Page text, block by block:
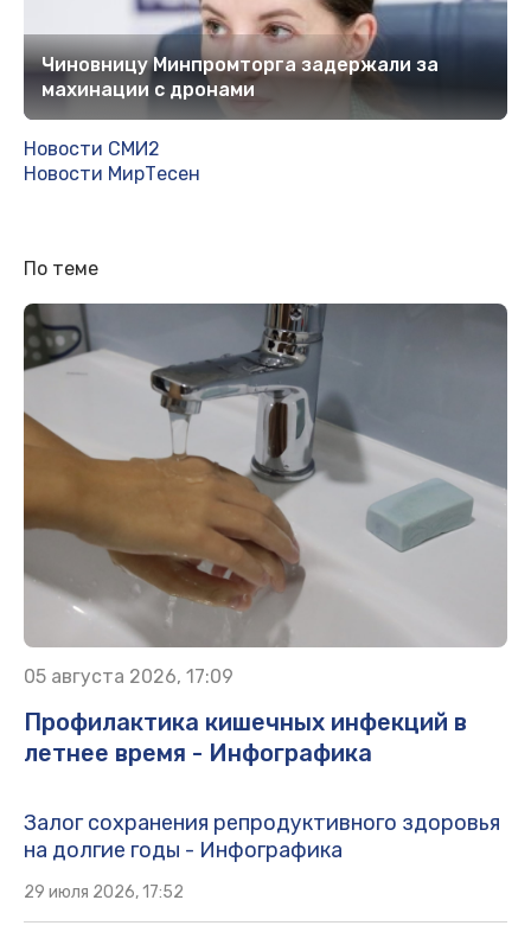
Чиновницу Минпромторга задержали за
махинации с дронами
Новости СМИ2
Новости МирТесен
По теме
05 августа 2026, 17:09
Профилактика кишечных инфекций в
летнее время - Инфографика
Залог сохранения репродуктивного здоровья
на долгие годы - Инфографика
29 июля 2026, 17:52